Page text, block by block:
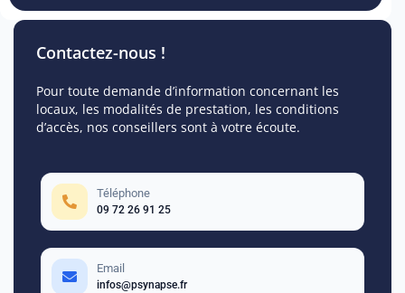
Contactez-nous !
Pour toute demande d’information concernant les
locaux, les modalités de prestation, les conditions
d’accès, nos conseillers sont à votre écoute.
Téléphone
09 72 26 91 25
Email
infos@psynapse.fr